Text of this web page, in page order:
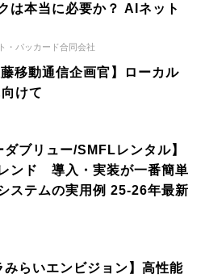
は本当に必要か？ AIネット
・パッカード合同会社
移動通信企画官】ローカル
けて
ダブリュー/SMFLレンタル】
ンド 導入・実装が一番簡単
ステムの実用例 25-26年最新
みらいエンビジョン】高性能